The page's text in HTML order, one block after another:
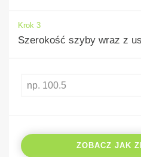
Krok 3
Szerokość szyby wraz z
ZOBACZ JAK